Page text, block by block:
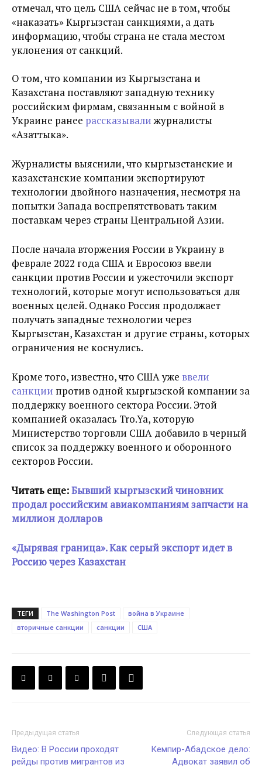
отмечал, что цель США сейчас не в том, чтобы
«наказать» Кыргызстан санкциями, а дать
информацию, чтобы страна не стала местом
уклонения от санкций.
О том, что компании из Кыргызстана и
Казахстана поставляют западную технику
российским фирмам, связанным с войной в
Украине ранее рассказывалижурналисты
«Азаттыка».
Журналисты выяснили, что кыргызстанские и
казахстанские компании экспортируют
технологии двойного назначения, несмотря на
попытки Запада воспрепятствовать таким
поставкам через страны Центральной Азии.
После начала вторжения России в Украину в
феврале 2022 года США и Евросоюз ввели
санкции против России и ужесточили экспорт
технологий, которые могут использоваться для
военных целей. Однако Россия продолжает
получать западные технологии через
Кыргызстан, Казахстан и другие страны, которых
ограничения не коснулись.
Кроме того, известно, что США уже ввели
санкции против одной кыргызской компании за
поддержку военного сектора России. Этой
компанией оказалась Tro.Ya, которую
Министерство торговли США добавило в черный
список за поддержку военного и оборонного
секторов России.
Читать еще:Бывший кыргызский чиновник
продал российским авиакомпаниям запчасти на
миллион долларов
«Дырявая граница». Как серый экспорт идет в
Россию через Казахстан
ТЕГИ The Washington Post
война в Украине
вторичные санкции
санкции США
Предыдущая статья
Видео: В России проходят
рейды против мигрантов из
Следующая статья
Кемпир-Абадское дело:
Адвокат заявил об